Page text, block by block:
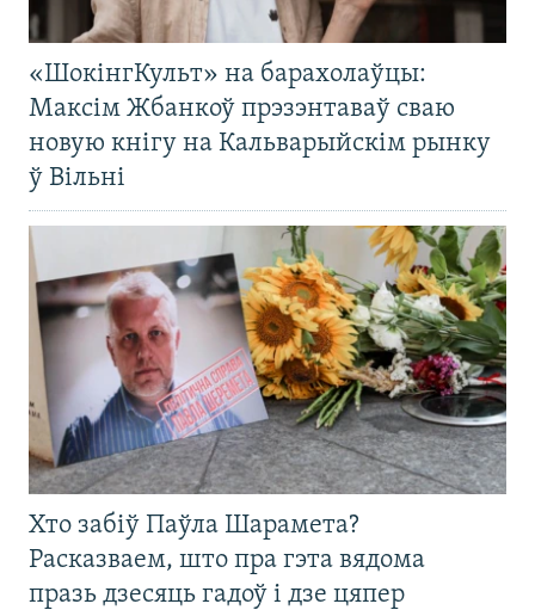
«ШокінгКульт» на барахолаўцы:
Максім Жбанкоў прэзэнтаваў сваю
новую кнігу на Кальварыйскім рынку
ў Вільні
Хто забіў Паўла Шарамета?
Расказваем, што пра гэта вядома
празь дзесяць гадоў і дзе цяпер